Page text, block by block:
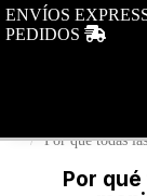
Toggle navigation
ENVÍOS
PEDIDOS
Por qué todas
Por